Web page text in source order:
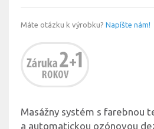
Máte otázku k výrobku? Napíšte nám!
Masážny systém s farebnou
a automatickou ozónovou